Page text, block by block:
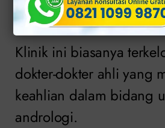
lainnya pada pria.
Klinik ini biasanya
dokter-dokter ahli yang
keahlian dalam bidang
andrologi.